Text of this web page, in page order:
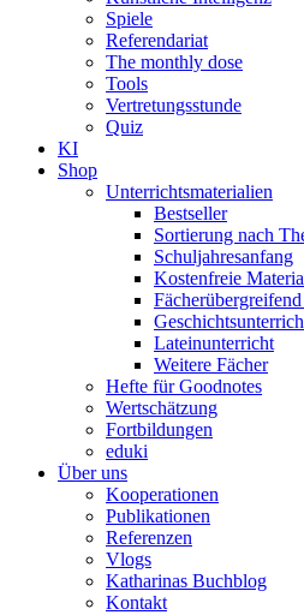
Spiele
Referendariat
The monthly dose
Tools
Vertretungsstunde
Quiz
KI
Shop
Unterrichtsmaterialien
Bestseller
Sortierung nach
Schuljahresanfang
Kostenfreie
Lateinunterricht
Weitere Fächer
Hefte für Goodnotes
Wertschätzung
Fortbildungen
eduki
Über uns
Kooperationen
Publikationen
Referenzen
Vlogs
Katharinas Buchblog
Kontakt